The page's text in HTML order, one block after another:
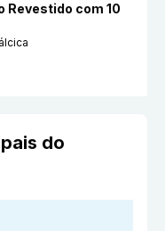
Revestido com 10
do